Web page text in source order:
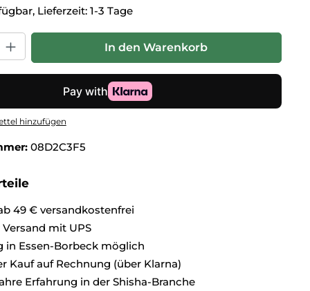
Lieferzeit: 1-3 Tage
Gib den gewünschten Wert ein oder benutze die
In den Warenkorb
hinzufügen
08D2C3F5
49 € versandkostenfrei
mit UPS
in Essen-Borbeck möglich
Kauf auf Rechnung (über Klarna)
Erfahrung in der Shisha-Branche